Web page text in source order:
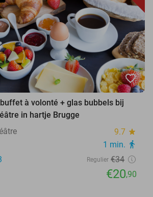
favorite_border
à volonté + glas bubbels bij
in hartje Brugge
9.7 star
1 min. directions_walk
Regulier €34
€20,90